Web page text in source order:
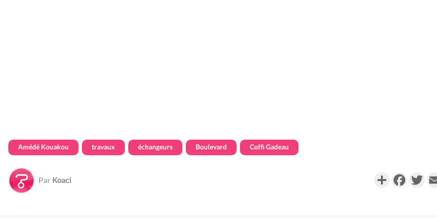
Amédé Kouakou travaux échangeurs Boulevard Coffi Gadeau
Par Koaci Partager